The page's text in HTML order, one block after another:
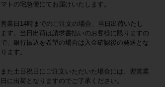
マトの宅急便にてお届けいたします。
営業日14時までのご注文の場合、当日出荷いたし
ます。当日出荷は請求書払いのお客様に限りますの
で、銀行振込を希望の場合は入金確認後の発送とな
ります。
また土日祝日にご注文いただいた場合には、翌営業
日に出荷となりますのでご了承ください。